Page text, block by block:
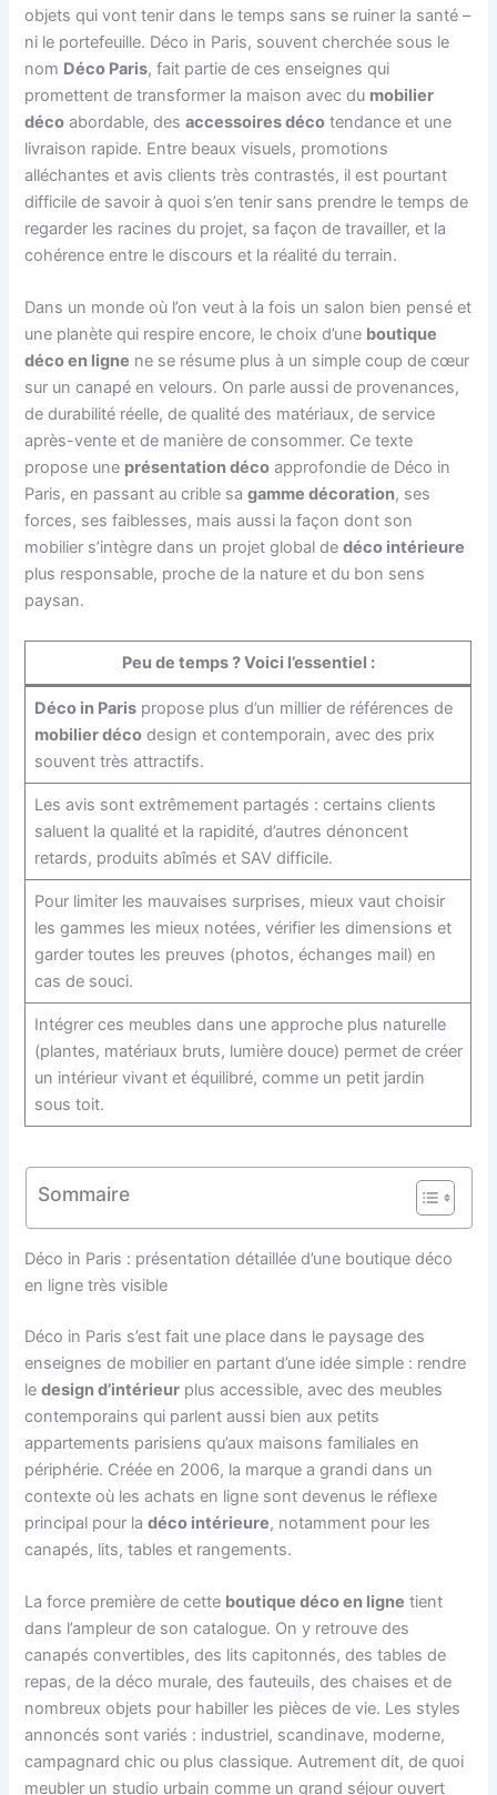
objets qui vont tenir dans le temps sans se ruiner la santé –
ni le portefeuille. Déco in Paris, souvent cherchée sous le
nom Déco Paris, fait partie de ces enseignes qui
promettent de transformer la maison avec du mobilier
déco abordable, desaccessoires déco tendance et une
livraison rapide. Entre beaux visuels, promotions
alléchantes et avis clients très contrastés, il est pourtant
difficile de savoir à quoi s’en tenir sans prendre le temps de
regarder les racines du projet, sa façon de travailler, et la
cohérence entre le discours et la réalité du terrain.
Dans un monde où l’on veut à la fois un salon bien pensé et
une planète qui respire encore, le choix d’une boutique
déco en ligne ne se résume plus à un simple coup de cœur
sur un canapé en velours. On parle aussi de provenances,
de durabilité réelle, de qualité des matériaux, de service
après-vente et de manière de consommer. Ce texte
propose une présentation déco approfondie de Déco in
Paris, en passant au crible sagamme décoration, ses
forces, ses faiblesses, mais aussi la façon dont son
mobilier s’intègre dans un projet global dedéco intérieure
plus responsable, proche de la nature et du bon sens
paysan.
Peu de temps ? Voici l’essentiel :
Déco in Parispropose plus d’un millier de références de
mobilier décodesign et contemporain, avec des prix
souvent très attractifs.
Les avis sont extrêmement partagés : certains clients
saluent la qualité et la rapidité, d’autres dénoncent
retards, produits abîmés et SAV difficile.
Pour limiter les mauvaises surprises, mieux vaut choisir
les gammes les mieux notées, vérifier les dimensions et
garder toutes les preuves (photos, échanges mail) en
cas de souci.
Intégrer ces meubles dans une approche plus naturelle
(plantes, matériaux bruts, lumière douce) permet de créer
un intérieur vivant et équilibré, comme un petit jardin
sous toit.
Sommaire
Déco in Paris : présentation détaillée d’une boutique déco
en ligne très visible
Déco in Paris s’est fait une place dans le paysage des
enseignes de mobilier en partant d’une idée simple : rendre
ledesign d’intérieur plus accessible, avec des meubles
contemporains qui parlent aussi bien aux petits
appartements parisiens qu’aux maisons familiales en
périphérie. Créée en 2006, la marque a grandi dans un
contexte où les achats en ligne sont devenus le réflexe
principal pour ladéco intérieure, notamment pour les
canapés, lits, tables et rangements.
La force première de cette boutique déco en ligne tient
dans l’ampleur de son catalogue. On y retrouve des
canapés convertibles, des lits capitonnés, des tables de
repas, de la déco murale, des fauteuils, des chaises et de
nombreux objets pour habiller les pièces de vie. Les styles
annoncés sont variés : industriel, scandinave, moderne,
campagnard chic ou plus classique. Autrement dit, de quoi
meubler un studio urbain comme un grand séjour ouvert